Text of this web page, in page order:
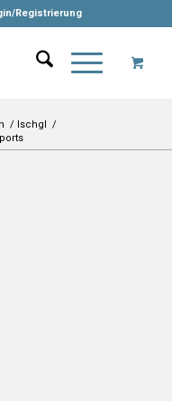
Registrierung
/ Ischgl /